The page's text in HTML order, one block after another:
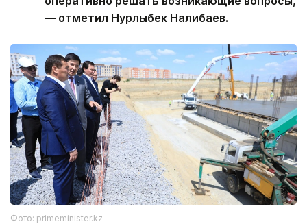
— отметил Нурлыбек Налибаев.
Фото: primeminister.kz